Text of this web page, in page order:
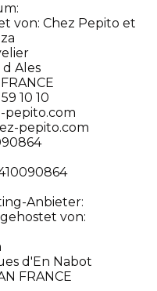
von: Chez Pepito et
Ales
10 10
pepito.com
pepito.com
Anbieter:
von:
d'En Nabot
FRANCE